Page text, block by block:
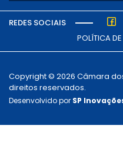
REDES SOCIAIS
POLÍTICA
Copyright © 2026 Câmara
direitos reservados.
Desenvolvido por SP